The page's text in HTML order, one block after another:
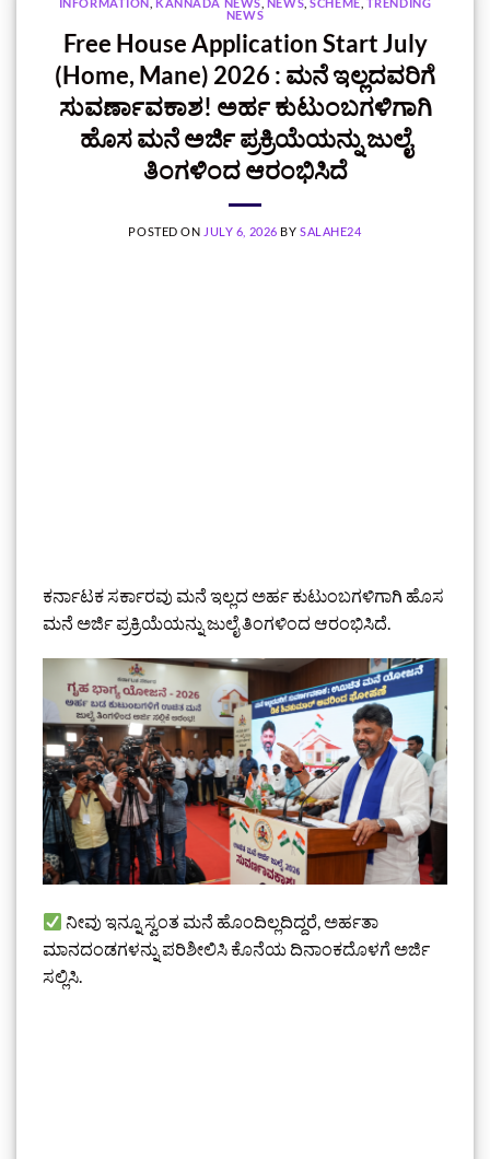
NEWS
Free House Application Start July
(Home, Mane) 2026 : ಮನೆ ಇಲ್ಲದವರಿಗೆ
ಸುವರ್ಣಾವಕಾಶ! ಅರ್ಹ ಕುಟುಂಬಗಳಿಗಾಗಿ
ಹೊಸ ಮನೆ ಅರ್ಜಿ ಪ್ರಕ್ರಿಯೆಯನ್ನು ಜುಲೈ
ತಿಂಗಳಿಂದ ಆರಂಭಿಸಿದೆ
POSTED ON JULY 6, 2026 BYSALAHE24
ಕರ್ನಾಟಕ ಸರ್ಕಾರವು ಮನೆ ಇಲ್ಲದ ಅರ್ಹ ಕುಟುಂಬಗಳಿಗಾಗಿ ಹೊಸ
ಮನೆ ಅರ್ಜಿ ಪ್ರಕ್ರಿಯೆಯನ್ನು ಜುಲೈ ತಿಂಗಳಿಂದ ಆರಂಭಿಸಿದೆ.
ನೀವು ಇನ್ನೂ ಸ್ವಂತ ಮನೆ ಹೊಂದಿಲ್ಲದಿದ್ದರೆ, ಅರ್ಹತಾ
ಮಾನದಂಡಗಳನ್ನು ಪರಿಶೀಲಿಸಿ ಕೊನೆಯ ದಿನಾಂಕದೊಳಗೆ ಅರ್ಜಿ
ಸಲ್ಲಿಸಿ.